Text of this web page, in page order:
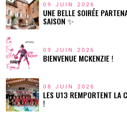
09 JUIN 2026
UNE BELLE SOIRÉE
SAISON ✨
09 JUIN 2026
BIENVENUE MCKENZIE !
08 JUIN 2026
LES U13 REMPORTENT LA
!